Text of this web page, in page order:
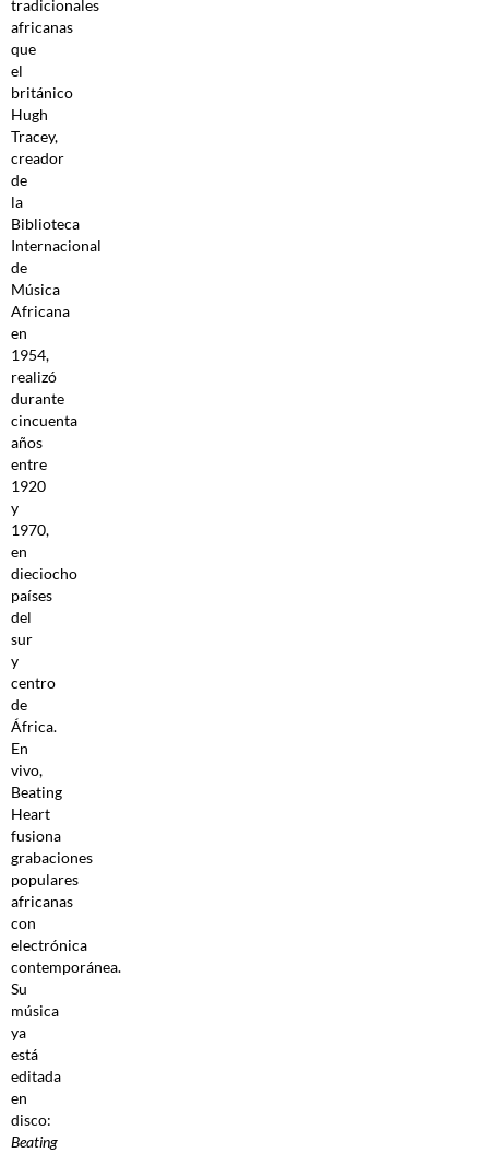
tradicionales
africanas
que
el
británico
Hugh
Tracey,
creador
de
la
Biblioteca
Internacional
de
Música
Africana
en
1954,
realizó
durante
cincuenta
años
entre
1920
y
1970,
en
dieciocho
países
del
sur
y
centro
de
África.
En
vivo,
Beating
Heart
fusiona
grabaciones
populares
africanas
con
electrónica
contemporánea.
Su
música
ya
está
editada
en
disco:
Beating